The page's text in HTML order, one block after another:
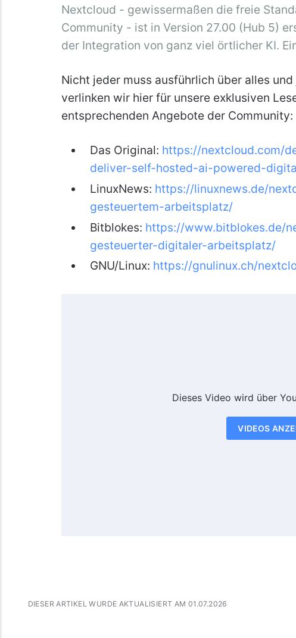
Nextcloud - gewissermaßen die freie
Community - ist in Version 27.00 (Hub 5)
der Integration von ganz viel örtlicher KI.
Nicht jeder muss ausführlich über alles
verlinken wir hier für unsere exklusiven
entsprechenden Angebote der Community:
Das Original: https://nextcloud.com/
deliver-self-hosted-ai-powered-
LinuxNews: https://linuxnews.de/
gesteuertem-arbeitsplatz/
Bitblokes: https://www.bitblokes.de/
gesteuerter-digitaler-arbeitsplatz/
GNU/Linux: https://gnulinux.ch/
Dieses Video wird über
VIDEOS
DIESER ARTIKEL WURDE AKTUALISIERT AM 01.07.2026